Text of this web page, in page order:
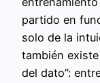
partido en
solo de la
también
del dato”: